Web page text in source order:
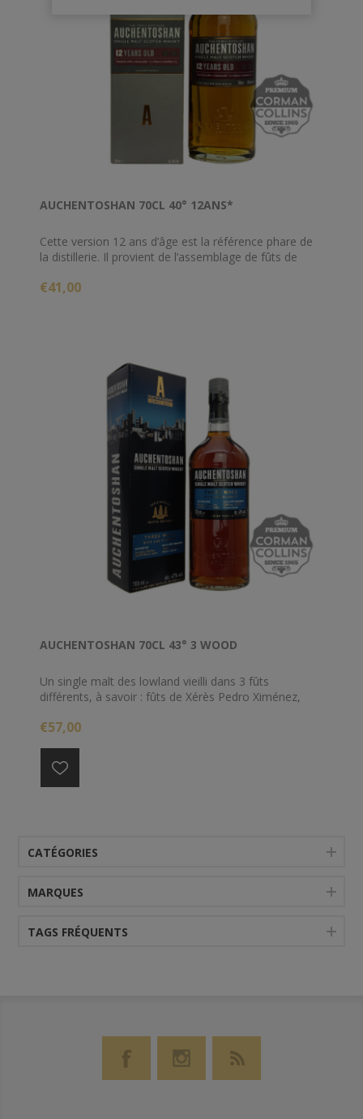
AUCHENTOSHAN 70CL 40° 12ANS*
Cette version 12 ans d’âge est la référence phare de
la distillerie. Il provient de l’assemblage de fûts de
tour à tour des notes de bois précieux et de fleurs
€41,00
AUCHENTOSHAN 70CL 43° 3 WOOD
Un single malt des lowland vieilli dans 3 fûts
différents, à savoir : fûts de Xérès Pedro Ximénez,
€57,00
CATÉGORIES
MARQUES
TAGS FRÉQUENTS